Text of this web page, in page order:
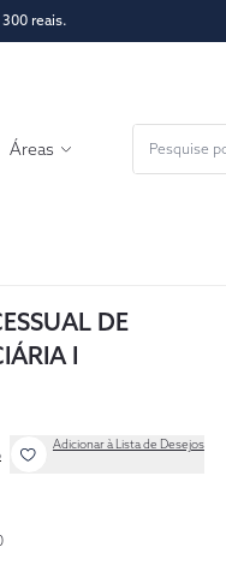
reais.
Áreas
DE
I
Adicionar à Lista de Desejos